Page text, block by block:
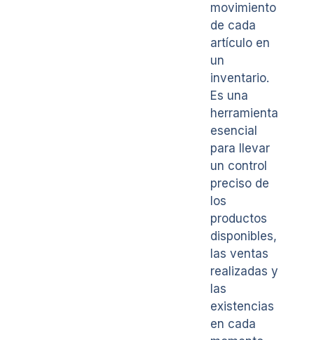
movimiento
de cada
artículo en
un
inventario.
Es una
herramienta
esencial
para llevar
un control
preciso de
los
productos
disponibles,
las ventas
realizadas y
las
existencias
en cada